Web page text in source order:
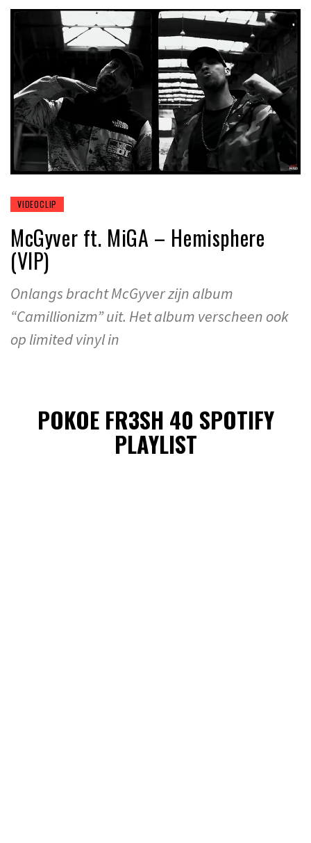
VIDEOCLIP
McGyver ft. MiGA – Hemisphere
(VIP)
Onlangs bracht McGyver zijn album
“Camillionizm” uit. Het album verscheen ook
op limited vinyl in
POKOE FR3SH 40 SPOTIFY
PLAYLIST